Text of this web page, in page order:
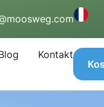
Kontakt